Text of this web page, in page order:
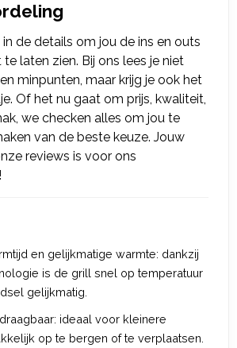
de details om jou de ins en outs
laten zien. Bij ons lees je niet
minpunten, maar krijg je ook het
Of het nu gaat om prijs, kwaliteit,
we checken alles om jou te
van de beste keuze. Jouw
reviews is voor ons
en gelijkmatige warmte: dankzij
is de grill snel op temperatuur
gelijkmatig.
ideaal voor kleinere
op te bergen of te verplaatsen.